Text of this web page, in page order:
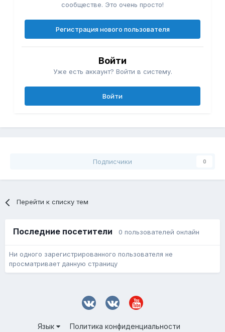
сообществе. Это очень просто!
Регистрация нового пользователя
Войти
Уже есть аккаунт? Войти в систему.
Войти
Подписчики 0
Перейти к списку тем
Последние посетители 0 пользователей онлайн
Ни одного зарегистрированного пользователя не
просматривает данную страницу
Язык Политика конфиденциальности